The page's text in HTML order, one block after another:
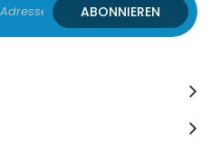
ABONNIEREN